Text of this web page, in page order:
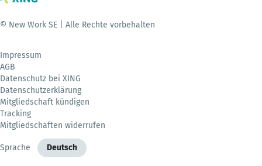
© New Work SE | Alle Rechte vorbehalten
Impressum
AGB
Datenschutz bei XING
Datenschutzerklärung
Mitgliedschaft kündigen
Tracking
Mitgliedschaften widerrufen
Sprache Deutsch